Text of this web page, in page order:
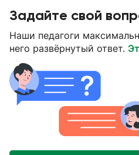
Задайте свой
Наши педагоги
него развёрнутый ответ.